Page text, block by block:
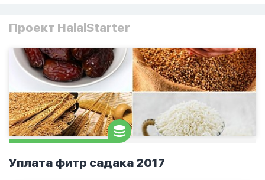
Проект HalalStarter
Уплата фитр садака 2017